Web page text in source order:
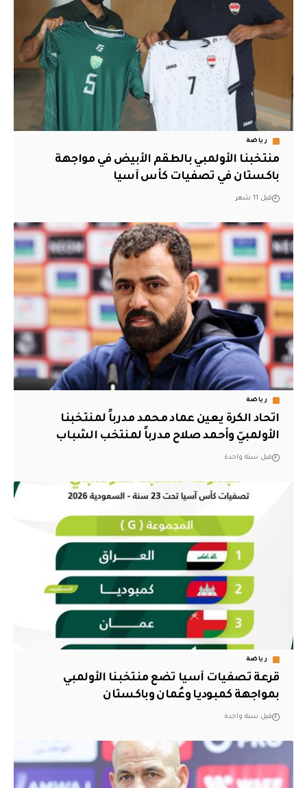
رياضة
منتخبنا الأولمبي بالطقم الأبيض في مواجهة
باكستان في تصفيات كأس آسيا
قبل 11 شهر
رياضة
اتحاد الكرة يعين عماد محمد مدرباً لمنتخبنا
الأولمبيّ وأحمد صلاح مدرباً لمنتخب الشباب
قبل سنة واحدة
رياضة
‏قرعة تصفيات آسيا تضع منتخبنا الأولمبي
بمواجهة كمبوديا وعُمان وباكستان‬
قبل سنة واحدة